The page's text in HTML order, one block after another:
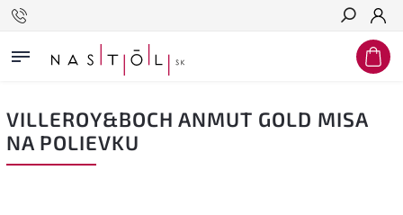
Hľadať
VILLEROY&BOCH ANMUT GOLD MISA
NA POLIEVKU